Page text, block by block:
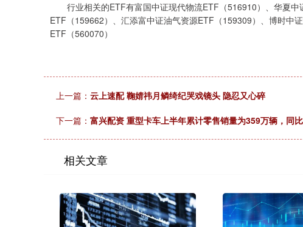
行业相关的ETF有富国中证现代物流ETF（516910）、华夏中
ETF（159662）、汇添富中证油气资源ETF（159309）、博时中
ETF（560070）
上一篇： 云上速配 鞠婧祎月鳞绮纪哭戏镜头 隐忍又心碎
下一篇： 富兴配资 重型卡车上半年累计零售销量为359万辆，同
相关文章